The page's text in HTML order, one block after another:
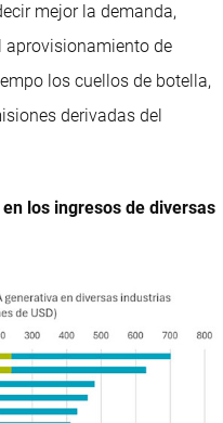
mejor la demanda,
aprovisionamiento de
los cuellos de botella,
derivadas del
los ingresos de diversas